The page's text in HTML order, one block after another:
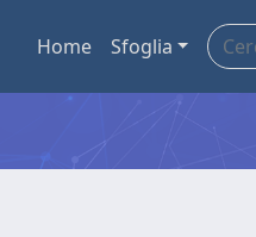
Home Sfoglia